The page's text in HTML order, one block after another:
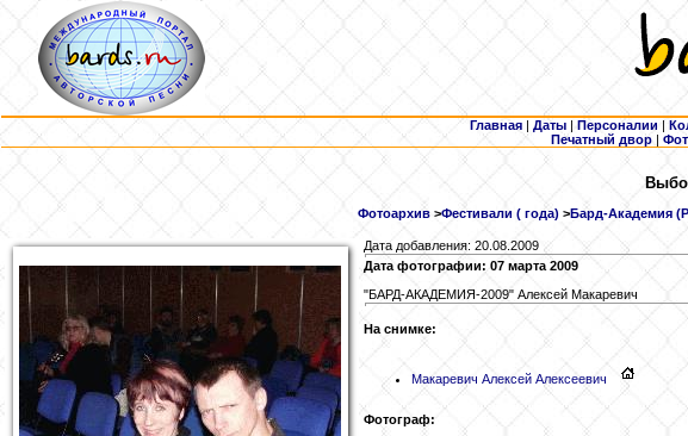
Главная | Даты | Персоналии |
Печатный двор |
Фотоархив >Фестивали ( года) >Бард-Академия
Дата добавления: 20.08.2009
Дата фотографии: 07 марта 2009
"БАРД-АКАДЕМИЯ-2009" Алексей Макаревич
На снимке:
Макаревич Алексей Алексеевич
Фотограф: